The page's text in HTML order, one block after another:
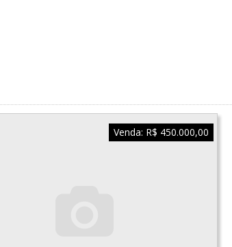
Venda: R$ 450.000,00